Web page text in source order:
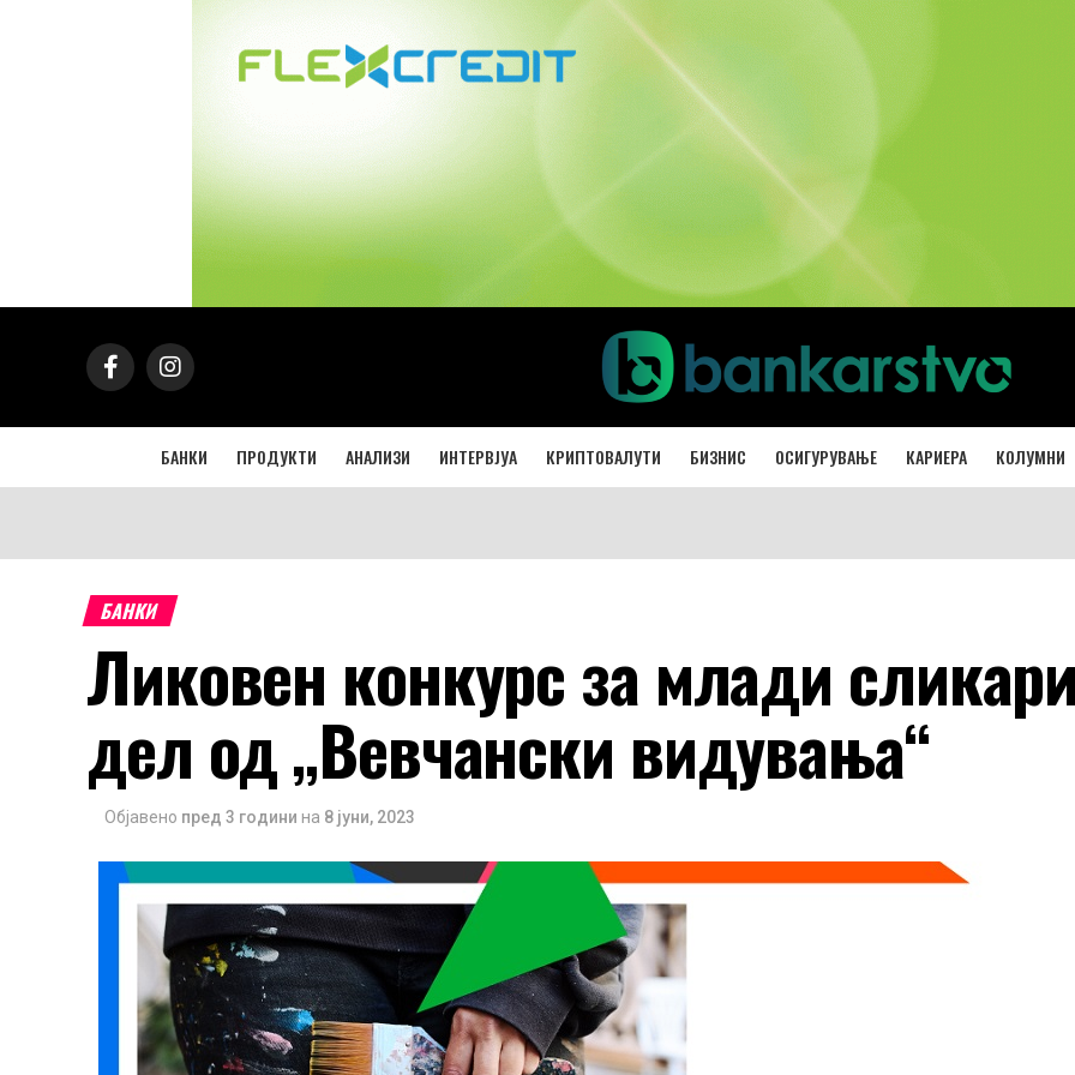
БАНКИ ПРОДУКТИ АНАЛИЗИ ИНТЕРВЈУА КРИПТОВАЛУТИ БИЗНИС ОСИГУРУВАЊЕ КАРИЕРА КОЛУМНИ
БАНКИ
Ликовен конкурс за млади
дел од „Вевчански видувања“
Објавено пред 3 години на 8 јуни, 2023